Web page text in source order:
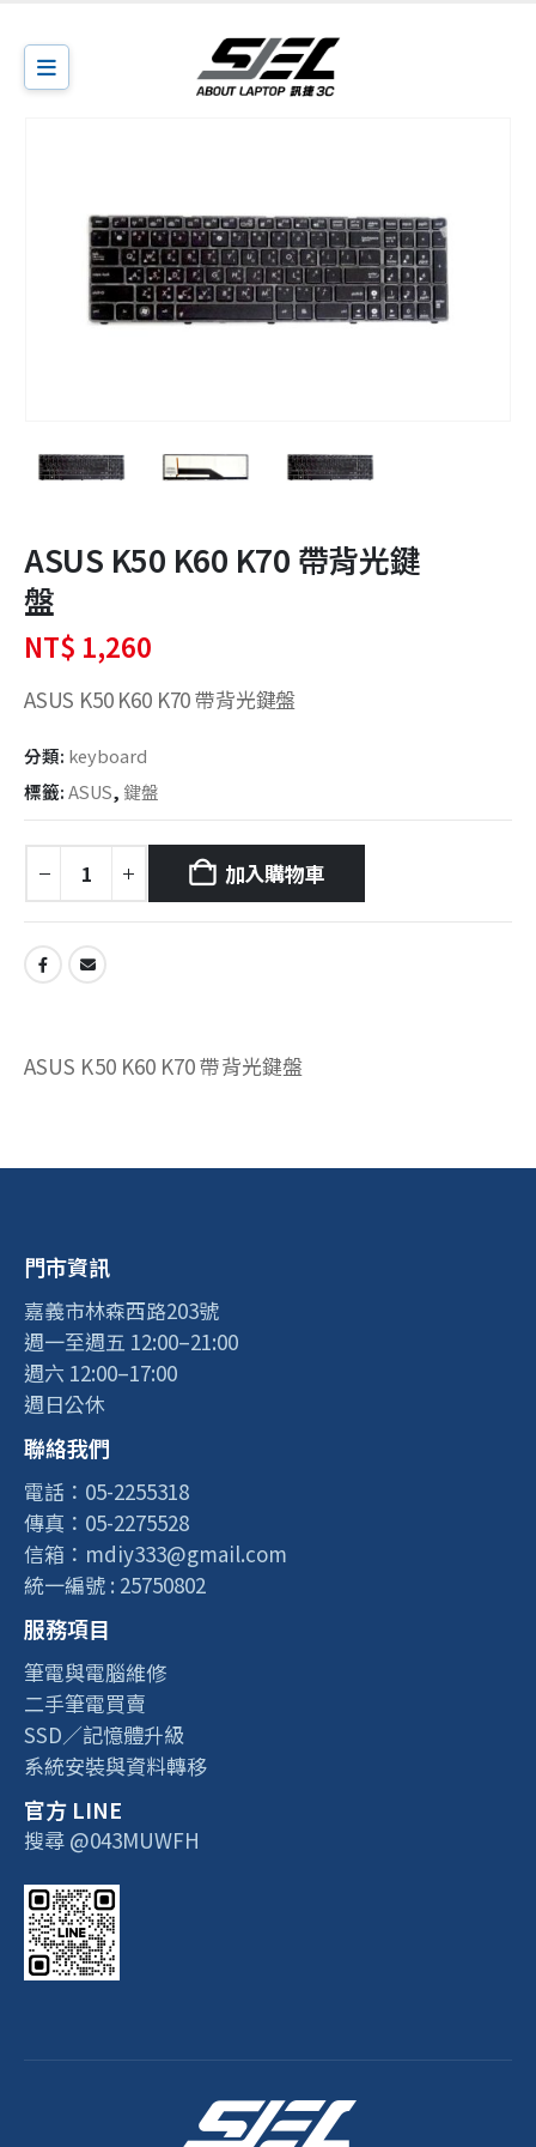
ASUS K50 K60 K70 帶背光鍵
盤
NT$ 1,260
ASUS K50 K60 K70 帶背光鍵盤
分類: keyboard
標籤:ASUS, 鍵盤
加入購物車
ASUS K50 K60 K70 帶背光鍵盤
門市資訊
嘉義市林森西路203號
週一至週五 12:00–21:00
週六 12:00–17:00
週日公休
聯絡我們
電話：05-2255318
傳真：05-2275528
信箱：mdiy333@gmail.com
統一編號 : 25750802
服務項目
筆電與電腦維修
二手筆電買賣
SSD／記憶體升級
系統安裝與資料轉移
官方 LINE
搜尋 @043MUWFH